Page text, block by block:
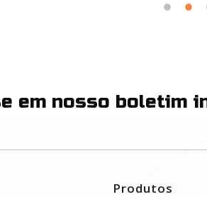
em nosso boletim
Produtos